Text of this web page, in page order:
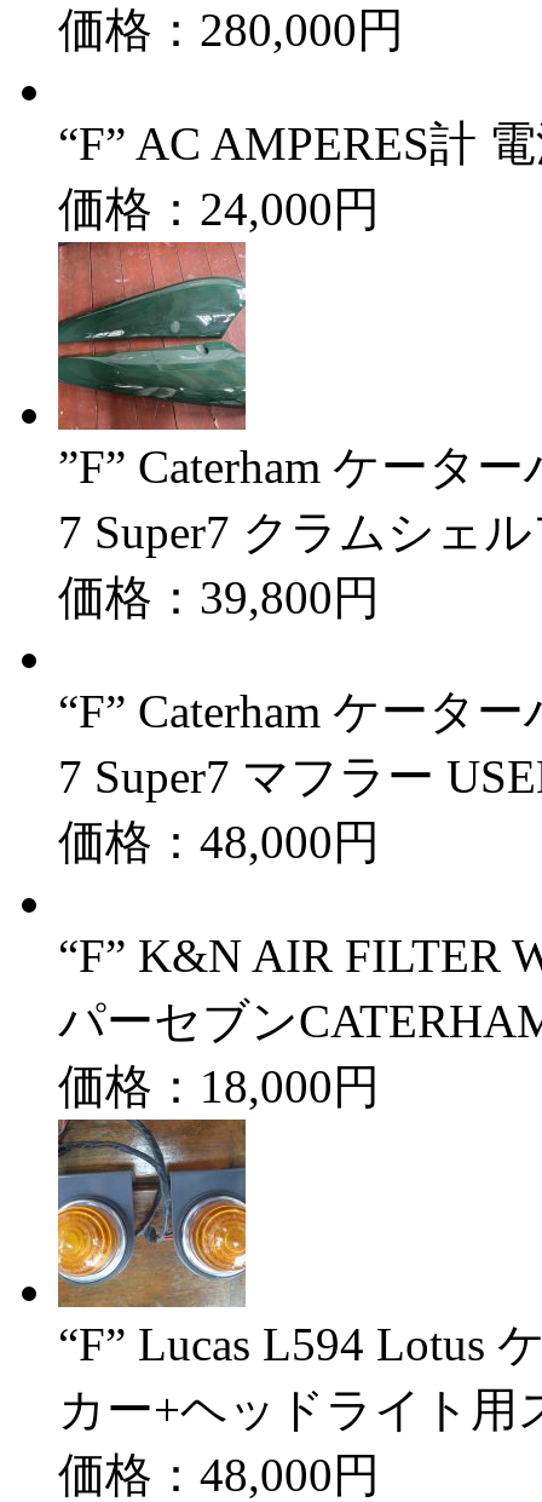
価格：280,000円
“F” AC AMPERES計
価格：24,000円
”F” Caterham ケータ
7 Super7 クラムシェ
価格：39,800円
“F” Caterham ケータ
7 Super7 マフラー
価格：48,000円
“F” K&N AIR FILTER
パーセブン
価格：18,000円
“F” Lucas L594 Lotus
カー+ヘッドライト用
価格：48,000円